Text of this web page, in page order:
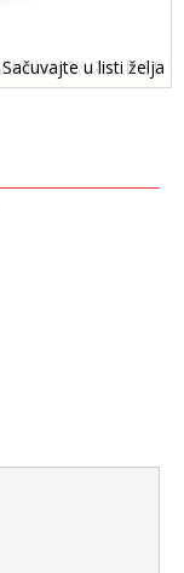
Sačuvajte u listi želja